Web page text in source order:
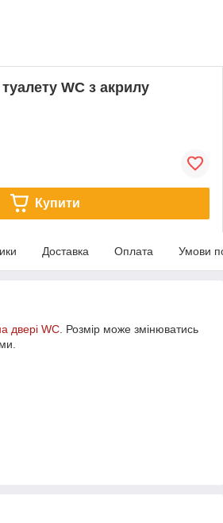
WC з акрилу
Купити
Доставка Оплата Умови
двері WC . Розмір може змінюватись